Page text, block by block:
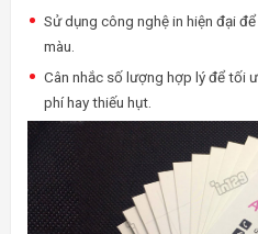
Sử dụng công nghệ in hiện đại
màu.
Cân nhắc số lượng hợp lý để tối
phí hay thiếu hụt.